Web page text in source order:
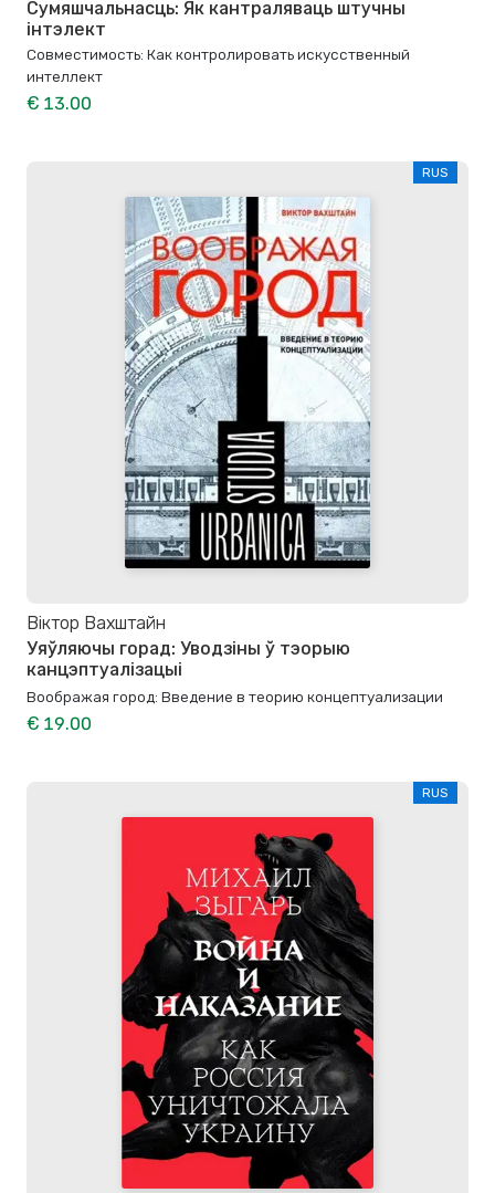
Сумяшчальнасць: Як кантраляваць штучны
інтэлект
Совместимость: Как контролировать искусственный
интеллект
€ 13.00
RUS
Віктор Вахштайн
Уяўляючы горад: Уводзіны ў тэорыю
канцэптуалізацыі
Воображая город: Введение в теорию концептуализации
€ 19.00
RUS